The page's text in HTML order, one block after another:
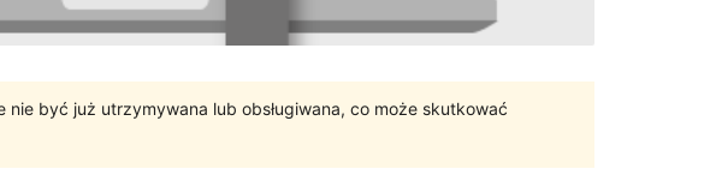
nie być już utrzymywana lub obsługiwana, co może skutkować